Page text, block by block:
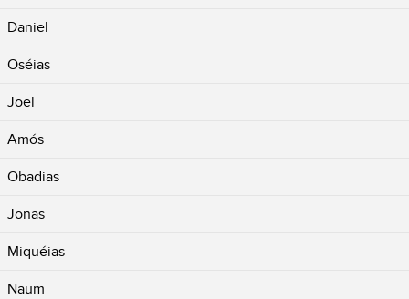
Daniel
Oséias
Joel
Amós
Obadias
Jonas
Miquéias
Naum